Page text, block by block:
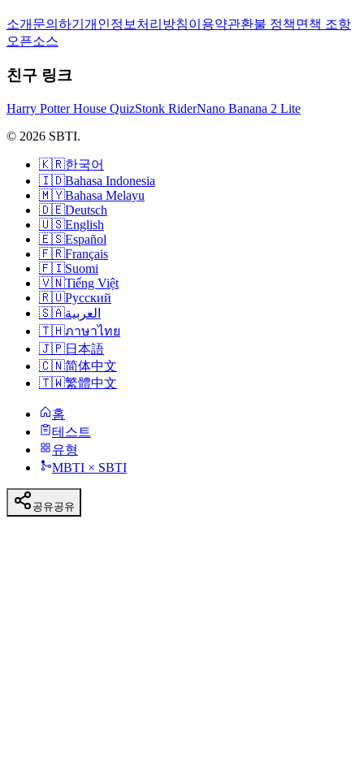
소개 문의하기 개인정보처리방침이용약관환불 정책 면책 조항
오픈소스
친구 링크
Harry Potter House QuizStonk RiderNano Banana 2 Lite
© 2026 SBTI.
🇰🇷한국어
🇮🇩Bahasa Indonesia
🇲🇾Bahasa Melayu
🇩🇪Deutsch
🇺🇸English
🇪🇸Español
🇫🇷Français
🇫🇮Suomi
🇻🇳Tiếng Việt
🇷🇺Русский
🇸🇦العربية
🇹🇭ภาษาไทย
🇯🇵日本語
🇨🇳简体中文
🇹🇼繁體中文
홈
테스트
유형
MBTI × SBTI
공유공유